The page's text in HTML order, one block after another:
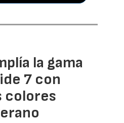
la gama
7 con
colores